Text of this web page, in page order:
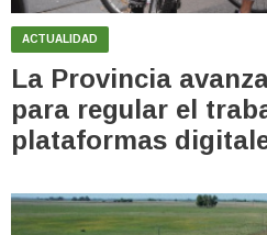
ACTUALIDAD
La Provincia
para regular el
plataformas